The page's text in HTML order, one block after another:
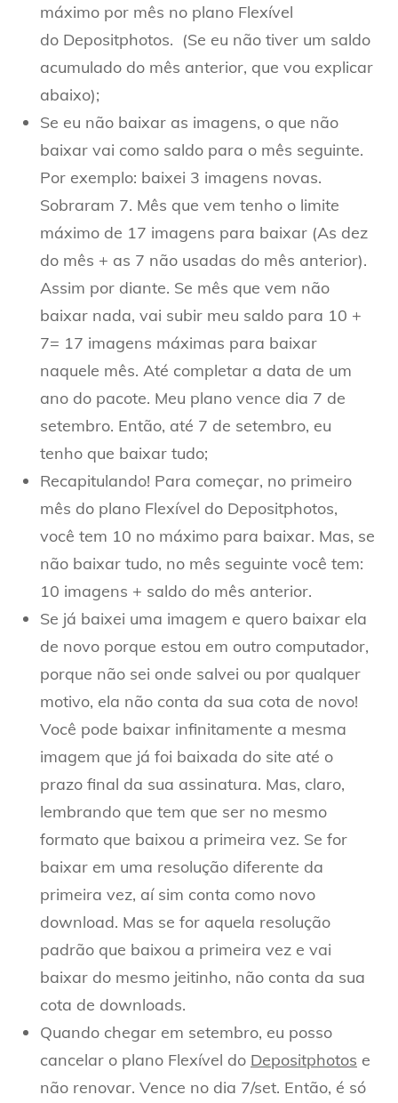
máximo por mês no plano Flexível
do Depositphotos. (Se eu não tiver um saldo
acumulado do mês anterior, que vou explicar
abaixo);
Se eu não baixar as imagens, o que não
baixar vai como saldo para o mês seguinte.
Por exemplo: baixei 3 imagens novas.
Sobraram 7. Mês que vem tenho o limite
máximo de 17 imagens para baixar (As dez
do mês + as 7 não usadas do mês anterior).
Assim por diante. Se mês que vem não
baixar nada, vai subir meu saldo para 10 +
7= 17 imagens máximas para baixar
naquele mês. Até completar a data de um
ano do pacote. Meu plano vence dia 7 de
setembro. Então, até 7 de setembro, eu
tenho que baixar tudo;
Recapitulando! Para começar, no primeiro
mês do plano Flexível do Depositphotos,
você tem 10 no máximo para baixar. Mas, se
não baixar tudo, no mês seguinte você tem:
10 imagens + saldo do mês anterior.
Se já baixei uma imagem e quero baixar ela
de novo porque estou em outro computador,
porque não sei onde salvei ou por qualquer
motivo, ela não conta da sua cota de novo!
Você pode baixar infinitamente a mesma
imagem que já foi baixada do site até o
prazo final da sua assinatura. Mas, claro,
lembrando que tem que ser no mesmo
formato que baixou a primeira vez. Se for
baixar em uma resolução diferente da
primeira vez, aí sim conta como novo
download. Mas se for aquela resolução
padrão que baixou a primeira vez e vai
baixar do mesmo jeitinho, não conta da sua
cota de downloads.
Quando chegar em setembro, eu posso
cancelar o plano Flexível do Depositphotos e
não renovar. Vence no dia 7/set. Então, é só